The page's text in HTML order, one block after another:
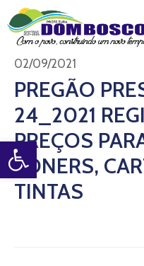
Open toolbar
Início
O
Município
Estrutura
Diário
Eletrônico
02/09/2021
PREGÃO
24_2021
PREÇOS
TONERS,
TINTAS